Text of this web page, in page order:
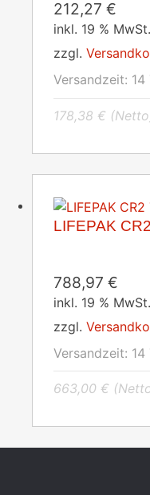
212,27 €
inkl. 19 % MwSt.
zzgl.
Versandzeit: 14
178,38 €
LIFEPAK
788,97 €
inkl. 19 % MwSt.
zzgl.
Versandzeit: 14
663,00 €